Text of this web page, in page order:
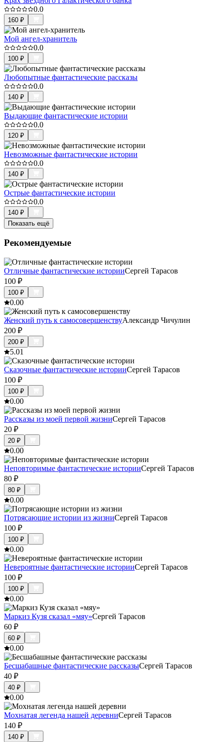
0.0
160 ₽
Мой ангел-хранитель
0.0
100 ₽
Любопытные фантастические рассказы
0.0
140 ₽
Выдающие фантастические истории
0.0
120 ₽
Невозможные фантастические истории
0.0
140 ₽
Острые фантастические истории
0.0
140 ₽
Показать ещё
Рекомендуемые
Отличные фантастические историиСергей Тарасов
100 ₽
100 ₽
0.00
Женский путь к самосовершенствуАлександр Чичулин
200 ₽
200 ₽
5.01
Сказочные фантастические историиСергей Тарасов
100 ₽
100 ₽
0.00
Рассказы из моей первой жизниСергей Тарасов
20 ₽
20 ₽
0.00
Неповторимые фантастические историиСергей Тарасов
80 ₽
80 ₽
0.00
Потрясающие истории из жизниСергей Тарасов
100 ₽
100 ₽
0.00
Невероятные фантастические историиСергей Тарасов
100 ₽
100 ₽
0.00
Маркиз Кузя сказал «мяу»Сергей Тарасов
60 ₽
60 ₽
0.00
Бесшабашные фантастические рассказыСергей Тарасов
40 ₽
40 ₽
0.00
Мохнатая легенда нашей деревниСергей Тарасов
140 ₽
140 ₽